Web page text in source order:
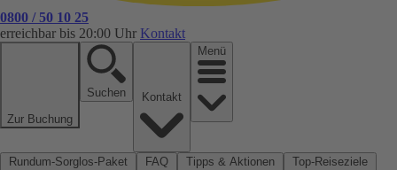
0800 / 50 10 25
erreichbar bis 20:00 Uhr Kontakt
Zur Buchung
Suchen
Menü